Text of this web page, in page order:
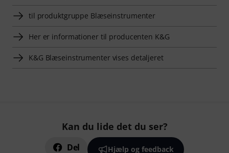
til produktgruppe Blæseinstrumenter
Her er informationer til producenten K&G
K&G Blæseinstrumenter vises detaljeret
Kan du lide det du ser?
Del Hjælp og feedback